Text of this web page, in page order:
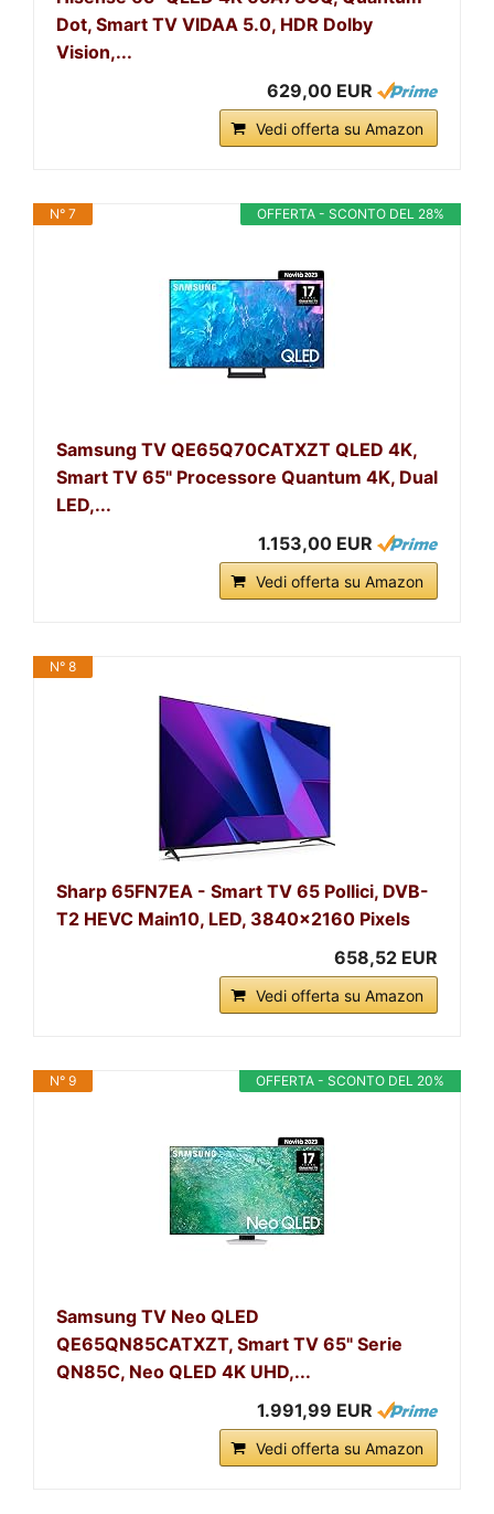
Dot, Smart TV VIDAA 5.0, HDR Dolby
Vision,...
629,00 EUR
Vedi offerta su Amazon
OFFERTA - SCONTO DEL 28%
N° 7
Samsung TV QE65Q70CATXZT QLED 4K,
Smart TV 65" Processore Quantum 4K, Dual
LED,...
1.153,00 EUR
Vedi offerta su Amazon
N° 8
Sharp 65FN7EA - Smart TV 65 Pollici, DVB-
T2 HEVC Main10, LED, 3840x2160 Pixels
658,52 EUR
Vedi offerta su Amazon
OFFERTA - SCONTO DEL 20%
N° 9
Samsung TV Neo QLED
QE65QN85CATXZT, Smart TV 65" Serie
QN85C, Neo QLED 4K UHD,...
1.991,99 EUR
Vedi offerta su Amazon